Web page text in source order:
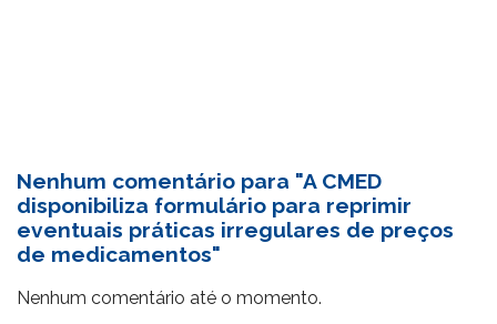
Nenhum comentário para "A CMED
disponibiliza formulário para reprimir
eventuais práticas irregulares de preços
de medicamentos"
Nenhum comentário até o momento.